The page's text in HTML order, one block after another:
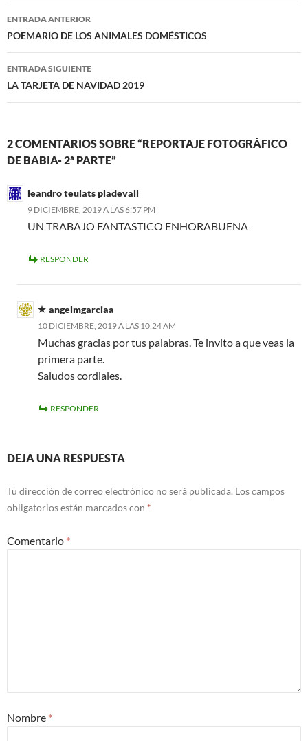
Navegación
de
entradas
ENTRADA ANTERIOR
POEMARIO DE LOS ANIMALES DOMÉSTICOS
ENTRADA SIGUIENTE
LA TARJETA DE NAVIDAD 2019
2 COMENTARIOS SOBRE “REPORTAJE FOTOGRÁFICO
DE BABIA- 2ª PARTE”
leandro teulats pladevall
9 DICIEMBRE, 2019 A LAS 6:57 PM
UN TRABAJO FANTASTICO ENHORABUENA
RESPONDER
angelmgarciaa
10 DICIEMBRE, 2019 A LAS 10:24 AM
Muchas gracias por tus palabras. Te invito a que veas la
primera parte.
Saludos cordiales.
RESPONDER
DEJA UNA RESPUESTA
Tu dirección de correo electrónico no será publicada. Los campos
obligatorios están marcados con *
Comentario *
Nombre *